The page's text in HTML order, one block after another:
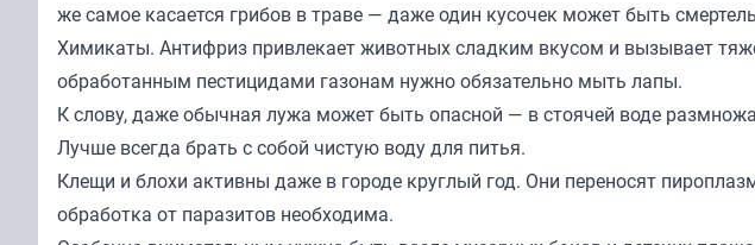
же самое касается грибов в траве — даже один кусочек может быть
Химикаты. Антифриз привлекает животных сладким вкусом и вызывает
обработанным пестицидами газонам нужно обязательно мыть лапы.
К слову, даже обычная лужа может быть опасной — в стоячей воде
Лучше всегда брать с собой чистую воду для питья.
Клещи и блохи активны даже в городе круглый год. Они переносят
обработка от паразитов необходима.